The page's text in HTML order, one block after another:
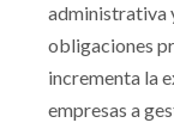
administrativa
obligaciones
incrementa la
empresas a